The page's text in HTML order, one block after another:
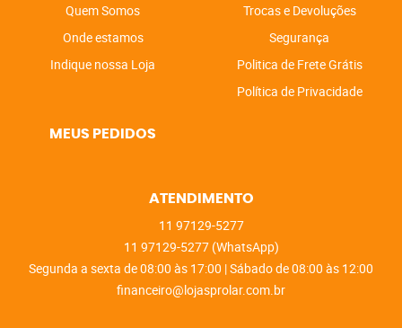
Quem Somos
Onde estamos
Indique nossa Loja
Trocas e Devoluções
Segurança
Politica de Frete Grátis
Política de Privacidade
MEUS PEDIDOS
ATENDIMENTO
11 97129-5277
11 97129-5277 (WhatsApp)
Segunda a sexta de 08:00 às 17:00 | Sábado de 08:00 às 12:00
financeiro@lojasprolar.com.br